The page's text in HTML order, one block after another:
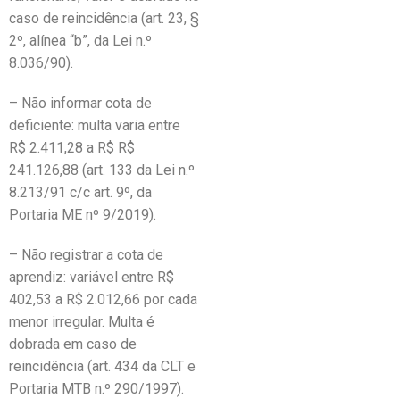
caso de reincidência (art. 23, §
2º, alínea “b”, da Lei n.º
8.036/90).
– Não informar cota de
deficiente: multa varia entre
R$ 2.411,28 a R$ R$
241.126,88 (art. 133 da Lei n.º
8.213/91 c/c art. 9º, da
Portaria ME nº 9/2019).
– Não registrar a cota de
aprendiz: variável entre R$
402,53 a R$ 2.012,66 por cada
menor irregular. Multa é
dobrada em caso de
reincidência (art. 434 da CLT e
Portaria MTB n.º 290/1997).